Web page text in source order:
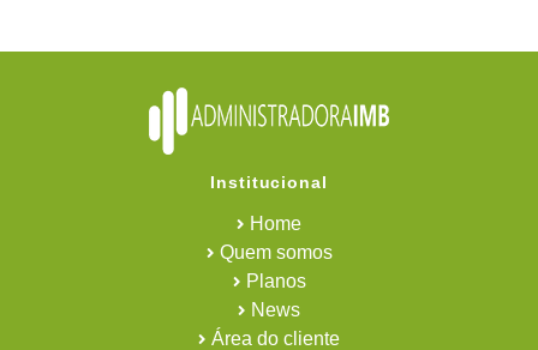
Institucional
Home
Quem somos
Planos
News
Área do cliente